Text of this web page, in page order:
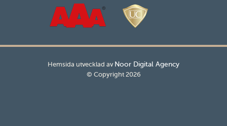
Hemsida utvecklad avNoor Digital Agency
© Copyright 2026